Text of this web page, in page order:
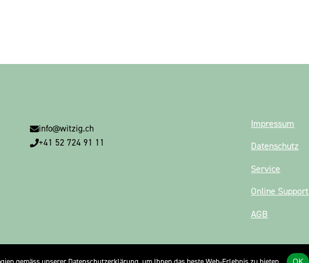
info@witzig.ch
+41 52 724 91 11
Impressum
Datenschutz
Service
Online Support
AGB